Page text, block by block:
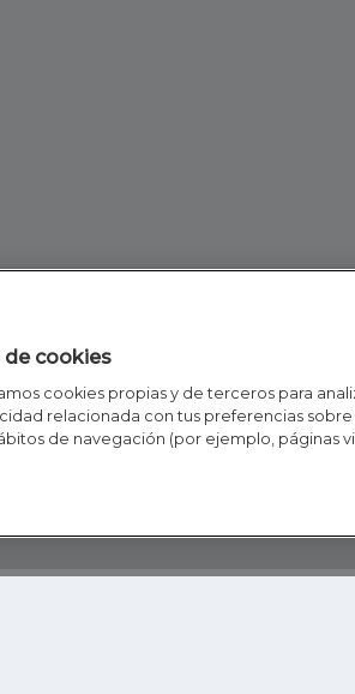
de cookies
cookies propias y de terceros para
relacionada con tus preferencias
de navegación (por ejemplo, páginas